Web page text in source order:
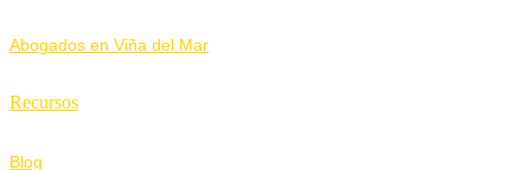
Abogados en Viña del Mar
Recursos
Blog